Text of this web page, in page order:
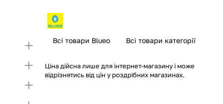
першої частини платежу та Першого
Всі товари Blueo Всі товари категорії
Ціна дійсна лише для інтернет-магазину і може
відрізнятись від цін у роздрібних магазинах.